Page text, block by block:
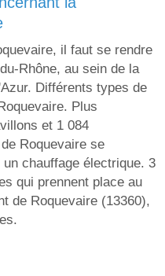
il faut se rendre
Rhône, au sein de la
Différents types de
Plus
et 1 084
Roquevaire se
chauffage électrique. 3
qui prennent place au
de Roquevaire (13360),